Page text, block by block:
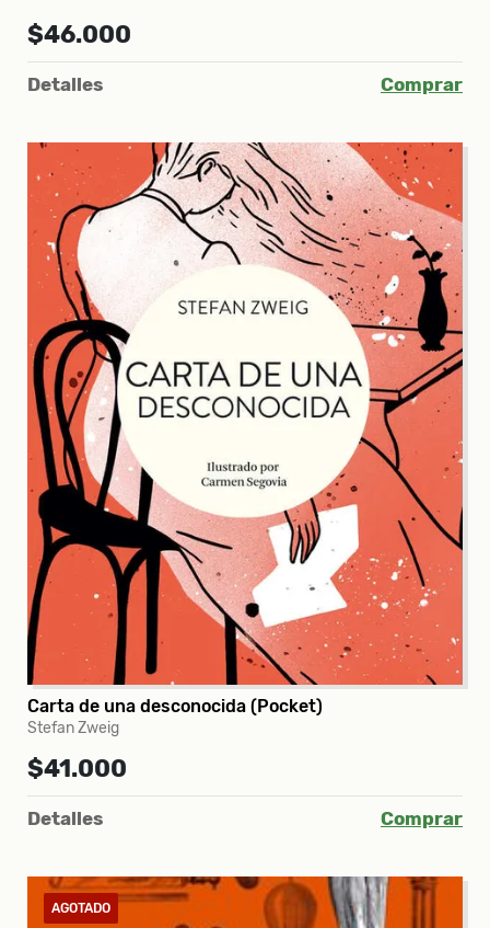
$46.000
Detalles Comprar
Carta de una desconocida (Pocket)
Stefan Zweig
$41.000
Detalles Comprar
AGOTADO